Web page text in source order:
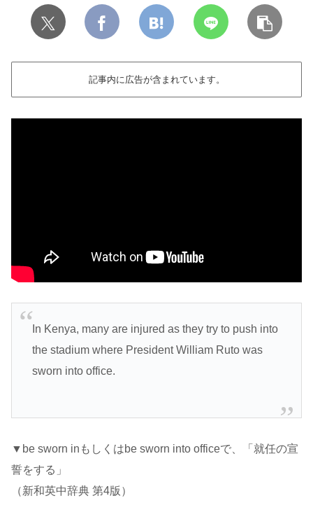
記事内に広告が含まれています。
In Kenya, many are injured as they try to push into
the stadium where President William Ruto was
sworn into office.
▼be sworn inもしくはbe sworn into officeで、「就任の宣
誓をする」
（新和英中辞典 第4版）